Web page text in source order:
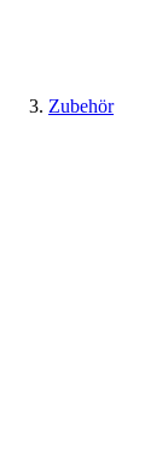
Zubehör